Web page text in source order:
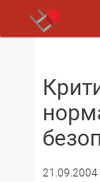
21.09.2004